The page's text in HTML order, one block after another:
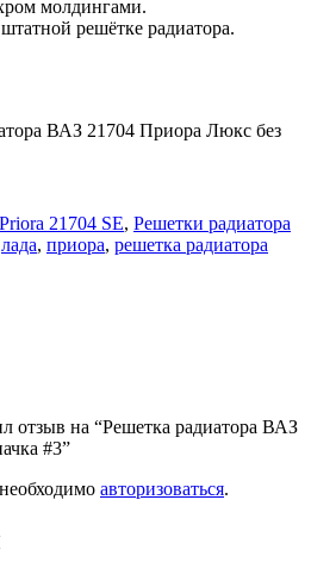
молдингами.
решётке радиатора.
ВАЗ 21704 Приора Люкс без
Priora 21704 SE, Решетки радиатора
лада, приора, решетка радиатора
отзыв на “Решетка радиатора ВАЗ
#3”
авторизоваться.